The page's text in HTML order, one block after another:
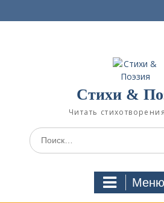
е
Стихи &
Читать
И
с
Меню